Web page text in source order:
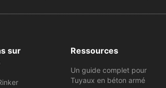
sur
Ressources
Un guide complet pour
Tuyaux en béton armé